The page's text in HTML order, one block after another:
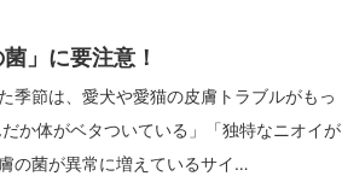
」に要注意！
季節は、愛犬や愛猫の皮膚トラブルがもっ
か体がベタついている」「独特なニオイが
の菌が異常に増えているサイ…